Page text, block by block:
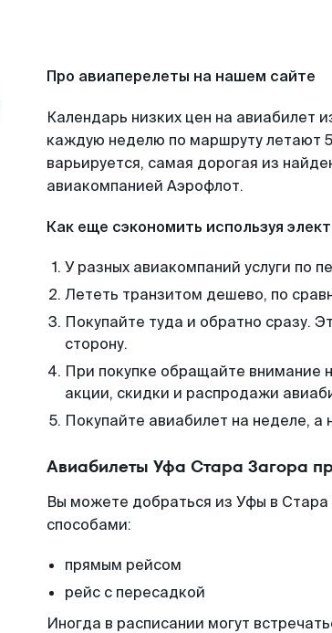
Про авиаперелеты на нашем сайте
Календарь низких цен на авиабилет
каждую неделю по маршруту летают
варьируется, самая дорогая из
авиакомпанией Аэрофлот.
Как еще сэкономить используя
У разных авиакомпаний услуги по
Лететь транзитом дешево, по
Покупайте туда и обратно сразу.
сторону.
При покупке обращайте внимание
акции, скидки и распродажи
Покупайте авиабилет на неделе, а
Авиабилеты Уфа Стара Загора
Вы можете добраться из Уфы в Стара
способами:
прямым рейсом
рейс с пересадкой
Иногда в расписании могут